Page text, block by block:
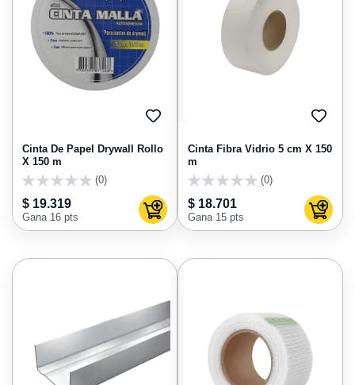
AGREGAR
FAVORITOS
Cinta De Papel Drywall Rollo
X 150 m
(0)
$ 19.319
Gana 16 pts Agregar al carrito
Cinta Fibra Vidrio 5 cm X 150
m
(0)
$ 18.701
Gana 15 pts